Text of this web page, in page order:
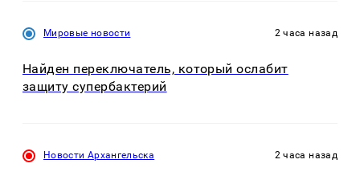
Мировые новости 2 часа назад
Найден переключатель, который ослабит
защиту супербактерий
Новости Архангельска 2 часа назад